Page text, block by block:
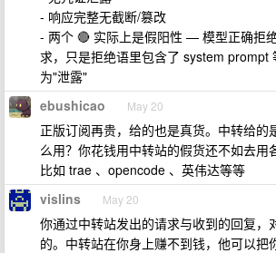
- 响应完整无截断/篡改
- 两个 🔴 实际上是假阳性 — 模型正确拒
求，只是拒绝语里包含了 system prompt
为"泄露"
ebushicao May 20
正版订阅再贵，给的也是真货。中转给的
么用？你花钱用中转站的假货还不如去用
比如 trae 、opencode 、英伟达等等
vislins May 20
你通过中转站发出的请求与收到的回复，
的。中转站在你身上赚不到钱，他可以把